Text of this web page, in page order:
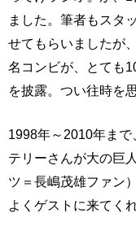
ました。筆者もスタ
せてもらいましたが
名コンビが、とても
を披露。つい往時を
1998年～2010年まで
テリーさんが大の巨
ツ＝長嶋茂雄ファン
よくゲストに来てく